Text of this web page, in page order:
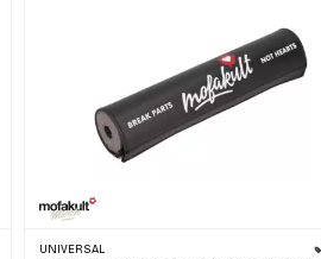
UNIVERSAL